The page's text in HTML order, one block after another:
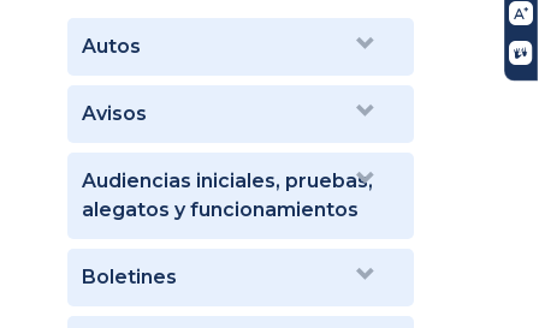
Autos
Avisos
Audiencias iniciales, pruebas,
alegatos y funcionamientos
Boletines